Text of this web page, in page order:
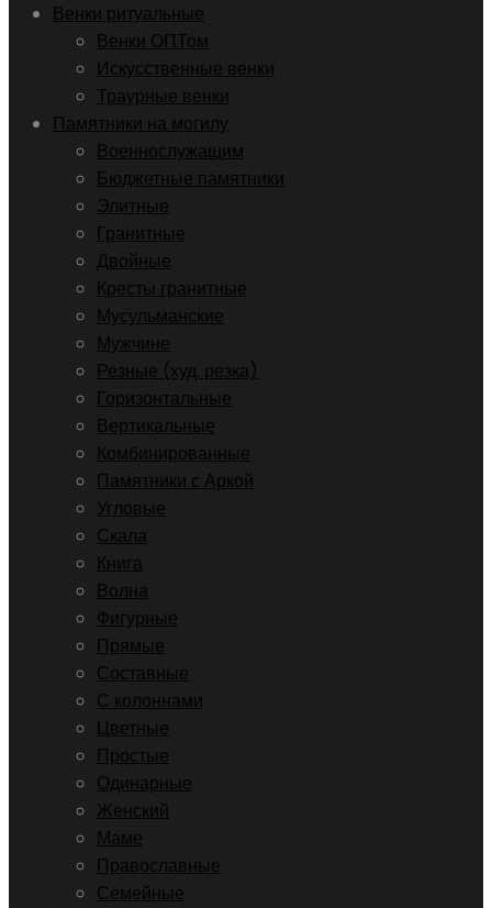
Венки ритуальные
Венки ОПТом
Искусственные венки
Траурные венки
Памятники на могилу
Военнослужащим
Бюджетные памятники
Элитные
Гранитные
Двойные
Кресты гранитные
Мусульманские
Мужчине
Резные (худ. резка)
Горизонтальные
Вертикальные
Комбинированные
Памятники с Аркой
Угловые
Скала
Книга
Волна
Фигурные
Прямые
Составные
С колоннами
Цветные
Простые
Одинарные
Женский
Маме
Православные
Семейные